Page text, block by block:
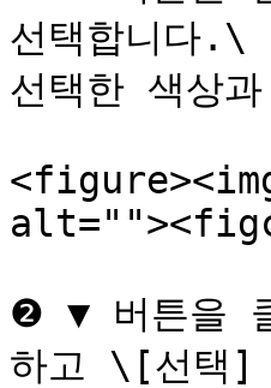
선택합니다.\
선택한 색상
❷ ▼ 버튼을
하고 \[선택]